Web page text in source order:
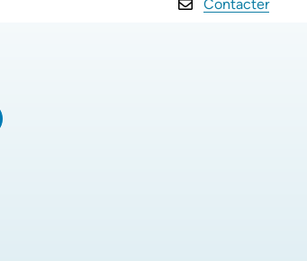
Contacter
Facebook
dans un nouvel onglet)
sur LinkedIn
dans un nouvel onglet)